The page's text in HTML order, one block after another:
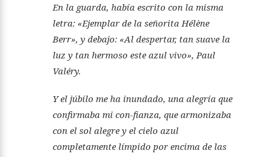
En la guarda, había escrito con la misma
letra: «Ejemplar de la señorita Hélène
Berr», y debajo: «Al despertar, tan suave la
luz y tan hermoso este azul vivo», Paul
Valéry.
Y el júbilo me ha inundado, una alegría que
confirmaba mi con-fianza, que armonizaba
con el sol alegre y el cielo azul
completamente límpido por encima de las